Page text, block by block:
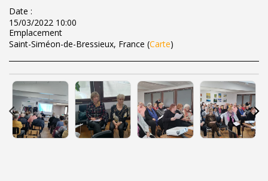
Date :
15/03/2022 10:00
Emplacement
Saint-Siméon-de-Bressieux, France (Carte)